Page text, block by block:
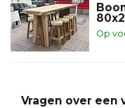
Op
Vragen over een